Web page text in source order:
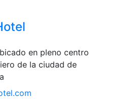
en pleno centro
de la ciudad de